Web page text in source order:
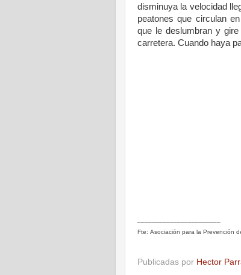
disminuya la velocidad
peatonesque circulan
que le deslumbran y gire
carretera. Cuando haya
Fte: Asociación para la Prevención
Publicadas por Hector